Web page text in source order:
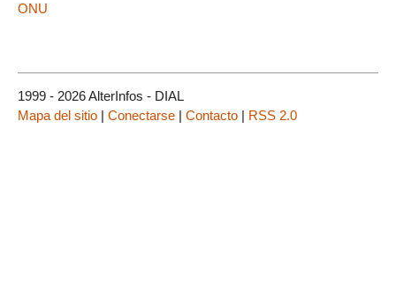
ONU
1999 - 2026 AlterInfos - DIAL
Mapa del sitio | Conectarse | Contacto | RSS 2.0